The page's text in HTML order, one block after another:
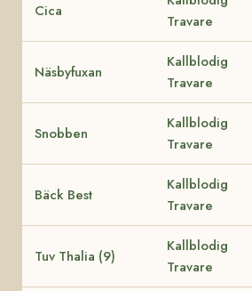
Cica
Travare
Näsbyfuxan
Kallblodig
Travare
Snobben
Kallblodig
Travare
Bäck Best
Kallblodig
Travare
Tuv Thalia (9)
Kallblodig
Travare